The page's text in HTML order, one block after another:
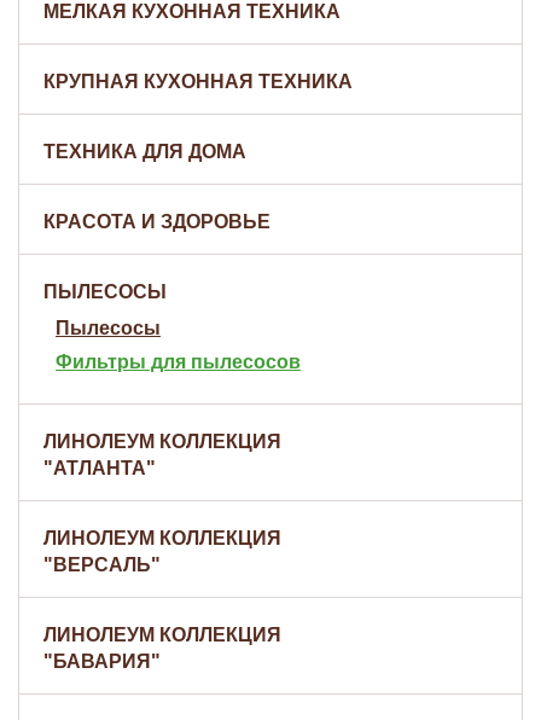
МЕЛКАЯ КУХОННАЯ ТЕХНИКА
КРУПНАЯ КУХОННАЯ ТЕХНИКА
ТЕХНИКА ДЛЯ ДОМА
КРАСОТА И ЗДОРОВЬЕ
ПЫЛЕСОСЫ
Пылесосы
Фильтры для пылесосов
ЛИНОЛЕУМ КОЛЛЕКЦИЯ
"АТЛАНТА"
ЛИНОЛЕУМ КОЛЛЕКЦИЯ
"ВЕРСАЛЬ"
ЛИНОЛЕУМ КОЛЛЕКЦИЯ
"БАВАРИЯ"